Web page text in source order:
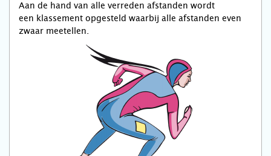
Aan de hand van alle verreden afstanden wordt
een klassement opgesteld waarbij alle afstanden even
zwaar meetellen.